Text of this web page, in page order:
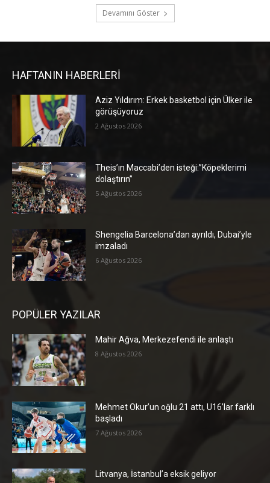
Devamını Göster
HAFTANIN HABERLERİ
Aziz Yıldırım: Erkek basketbol için Ülker ile
görüşüyoruz
2 Ağustos 2026
Theis’ın Maccabi’den isteği:”Köpeklerimi
dolaştırın”
5 Ağustos 2026
Shengelia Barcelona’dan ayrıldı, Dubai’yle
imzaladı
6 Ağustos 2026
POPÜLER YAZILAR
Mahir Ağva, Merkezefendi ile anlaştı
8 Ağustos 2026
Mehmet Okur’un oğlu 21 attı, U16’lar farklı
başladı
7 Ağustos 2026
Litvanya, İstanbul’a eksik geliyor